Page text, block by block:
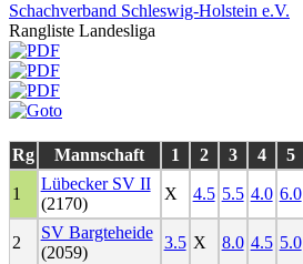
Schachverband Schleswig-Holstein e.V.
Rangliste Landesliga
Rg Mannschaft 1 2 3 4 5
1
Lübecker SV II
(2170)
X 4.5 5.5 4.0 6.0
2
SV Bargteheide
(2059)
3.5 X 8.0 4.5 5.0